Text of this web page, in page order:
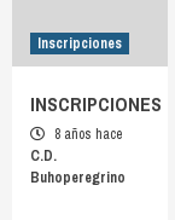
Inscripciones
INSCRIPCIONES
8 años hace
C.D.
Buhoperegrino